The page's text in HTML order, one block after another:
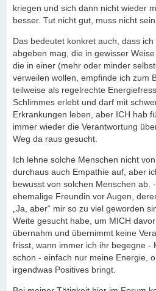
kriegen und sich dann nicht wieder
besser. Tut nicht gut, muss nicht
Das bedeutet konkret auch, dass
abgeben mag, die in gewisser
die in einer (mehr oder minder
verweilen wollen, empfinde ich zum
teilweise als regelrechte
Schlimmes erlebt und darf mit
Erkrankungen leben, aber ICH hab
immer wieder die Verantwortung
Weg da raus gesucht.
Ich lehne solche Menschen nicht
durchaus auch Empathie auf, aber
bewusst von solchen Menschen ab.
ehemalige Freundin vor Augen,
„Ja, aber“ mir so zu viel geworden
Weite gesucht habe, um MICH
übernahm und übernimmt keine
frisst, wann immer ich ihr begegne -
schon - einfach nur meine Energie,
irgendwas Positives bringt.